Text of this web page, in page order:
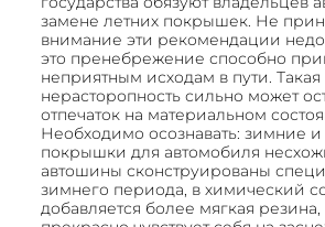
замене летних покрышек. Не
внимание эти рекомендации
это пренебрежение способно
неприятным исходам в пути. Такая
нерасторопность сильно может
отпечаток на материальном
Необходимо осознавать: зимние и
покрышки для автомобиля
автошины сконструированы
зимнего периода, в химический
добавляется более мягкая резина,